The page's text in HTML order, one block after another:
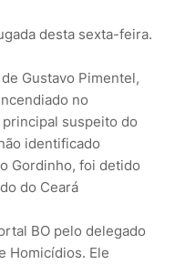
desta sexta-feira.
Gustavo Pimentel,
no
principal suspeito do
identificado
Gordinho, foi detido
do Ceará
BO pelo delegado
Homicídios. Ele